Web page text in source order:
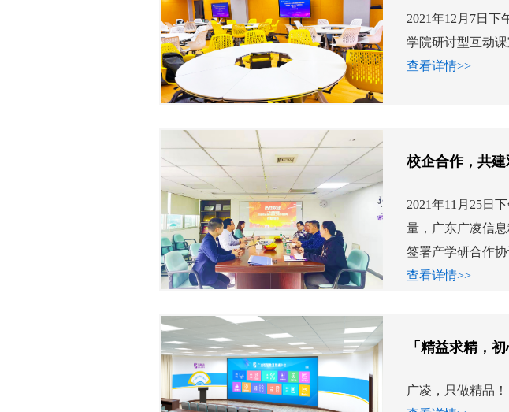
2021年12月7日
学院研讨型互动
查看详情>>
校企合作，共
2021年11月25日
量，广东广凌信
签署产学研合作
查看详情>>
「精益求精，
广凌，只做精品